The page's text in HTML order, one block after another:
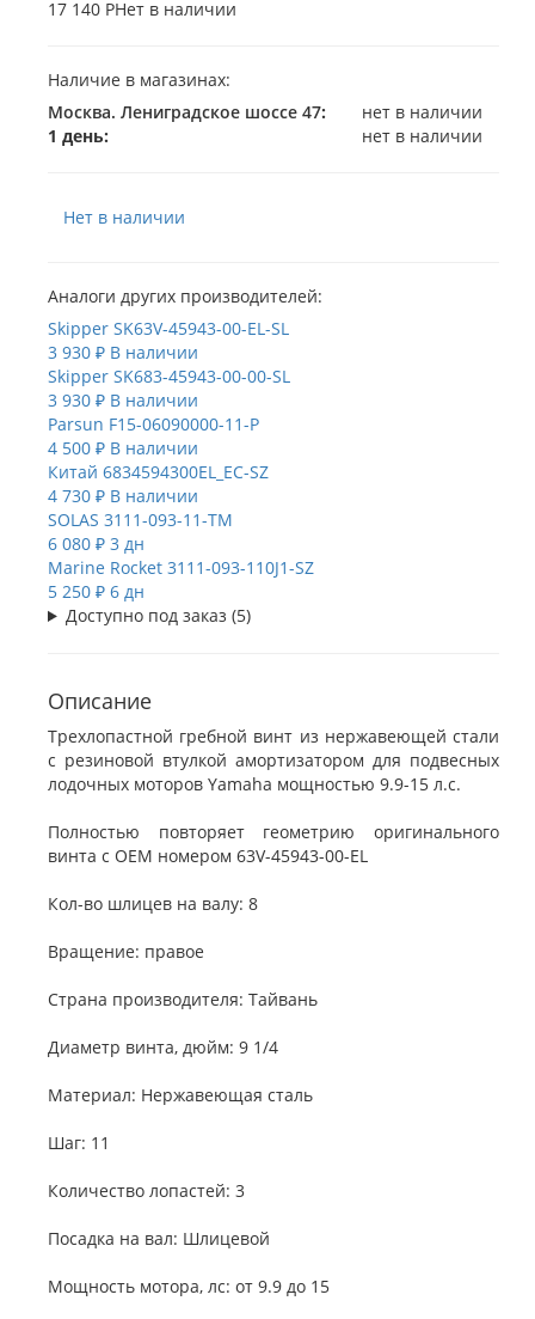
17 140 РНет в наличии
Наличие в магазинах:
Москва. Лениградское шоссе 47:
нет в наличии
1 день:
нет в наличии
Нет в наличии
Аналоги других производителей:
Skipper SK63V-45943-00-EL-SL
3 930 ₽ В наличии
Skipper SK683-45943-00-00-SL
3 930 ₽ В наличии
Parsun F15-06090000-11-P
4 500 ₽ В наличии
Китай 6834594300EL_EC-SZ
4 730 ₽ В наличии
SOLAS 3111-093-11-TM
6 080 ₽ 3 дн
Marine Rocket 3111-093-110J1-SZ
5 250 ₽ 6 дн
Доступно под заказ (5)
Описание
Трехлопастной гребной винт из нержавеющей стали
с резиновой втулкой амортизатором для подвесных
лодочных моторов Yamaha мощностью 9.9-15 л.с.
Полностью повторяет геометрию оригинального
винта с OEM номером 63V-45943-00-EL
Кол-во шлицев на валу: 8
Вращение: правое
Страна производителя: Тайвань
Диаметр винта, дюйм: 9 1/4
Материал: Нержавеющая сталь
Шаг: 11
Количество лопастей: 3
Посадка на вал: Шлицевой
Мощность мотора, лс: от 9.9 до 15